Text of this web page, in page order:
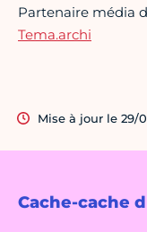
Cache-cache
Partenaire média
Tema.archi
Mise à jour le 29/